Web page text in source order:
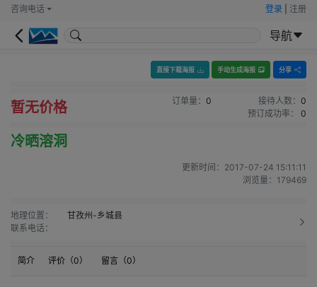
咨询电话 登录 注册
导航
直接下载海报 手动生成海报 分享
暂无价格 订单量： 0 接待人数： 0
预订成功率：
0
冷晒溶洞
更新时间： 2017-07-24 15:11:11
浏览量： 179469
地理位置：
甘孜州-乡城县
联系电话：
简介 评价（0） 留言（0）